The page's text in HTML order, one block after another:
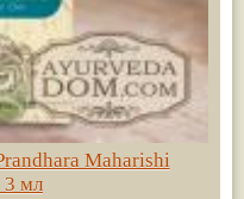
Maharishi
3 мл